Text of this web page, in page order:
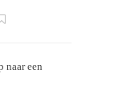
naar een